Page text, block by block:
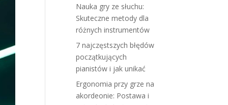
Nauka gry ze słuchu:
Skuteczne metody dla
różnych instrumentów
7 najczęstszych błędów
początkujących
pianistów i jak unikać
Ergonomia przy grze na
akordeonie: Postawa i